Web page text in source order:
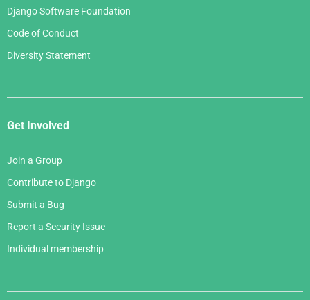
Django Software Foundation
Code of Conduct
Diversity Statement
Get Involved
Join a Group
Contribute to Django
Submit a Bug
Report a Security Issue
Individual membership